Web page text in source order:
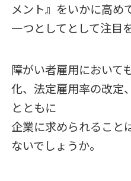
メント』をいかに高め
一つとしてとして注目
障がい者雇用において
化、法定雇用率の改定
とともに
企業に求められること
ないでしょうか。